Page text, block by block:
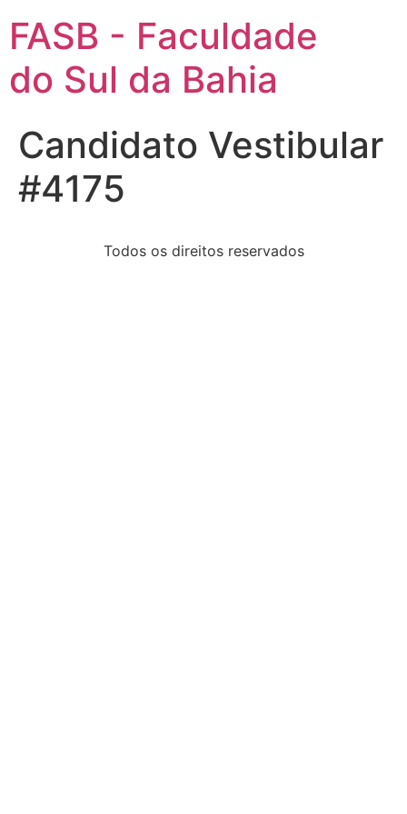
FASB - Faculdade
do Sul da Bahia
Candidato Vestibular
#4175
Todos os direitos reservados